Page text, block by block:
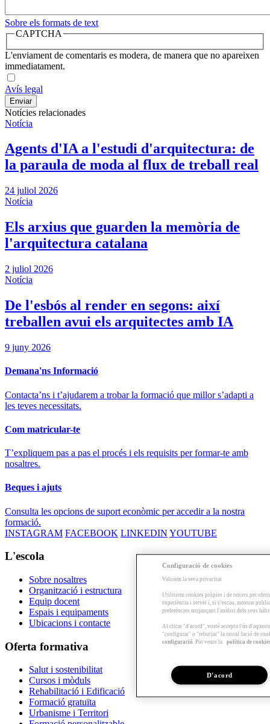
Sobre els formats de text
CAPTCHA
L'enviament de comentaris es modera, de manera que no apareixen
immediatament.
Avís legal
Notícies relacionades
Notícia
Agents d'IA a l'estudi d'arquitectura: de
la paraula de moda al flux de treball real
24 juliol 2026
Notícia
Els arxius que guarden la memòria de
l'arquitectura catalana
2 juliol 2026
Notícia
De l'esbós al render en segons: així
treballen avui els arquitectes amb IA
9 juny 2026
Demana'ns Informació
Contacta’ns i t’ajudarem a trobar la formació que millor s’adapti a
les teves necessitats.
Com matricular-te
T’expliquem pas a pas el procés i els requisits per formar-te amb
nosaltres.
Beques i ajuts
Consulta les opcions de suport econòmic per accedir a la nostra
formació.
INSTAGRAM FACEBOOK LINKEDIN YOUTUBE
L'escola
Sobre nosaltres
Organització i estructura
Equip docent
Espais i equipaments
Ubicacions i contacte
Oferta formativa
Salut i sostenibilitat
Cursos i mòduls
Rehabilitació i Edificació
Formació gratuïta
Urbanisme i Territori
Configuració de cookies
Valorem la seva privacitat
Utilitzem cookies pròpies i de tercers per
experiència i servei i, si s’escau, mostrar
preferències mitjançant l'anàlisi dels seus
Al clicar "d'acord", vostè accepta l'ús
"configurar" o "rebutjar" la instal·lació de
configuració . Pot veure la política de
D'acord